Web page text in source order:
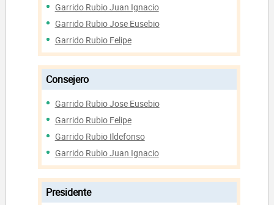
Garrido Rubio Juan Ignacio
Garrido Rubio Jose Eusebio
Garrido Rubio Felipe
Consejero
Garrido Rubio Jose Eusebio
Garrido Rubio Felipe
Garrido Rubio Ildefonso
Garrido Rubio Juan Ignacio
Presidente